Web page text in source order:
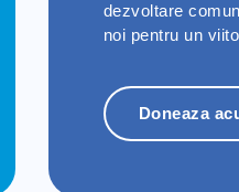
dezvoltare
noi pentru un
Doneaza